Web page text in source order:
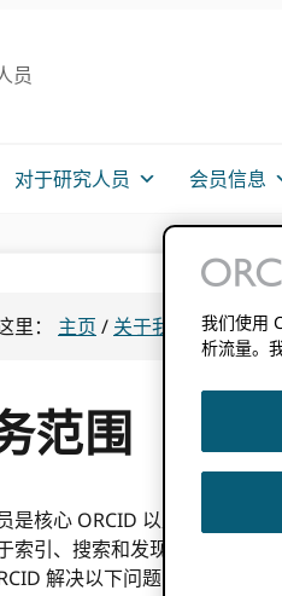
员
对于研究人员 会员信息
里： 主页 / 关于我们 ORCID/
范围
是核心 ORCID 以及学术和研
索引、搜索和发现、出版物跟
解决以下问题：
我们使用
析流量。